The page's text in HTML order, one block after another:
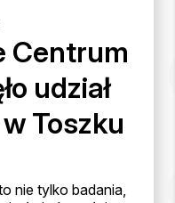
Centrum
udział
Toszku
nie tylko badania,